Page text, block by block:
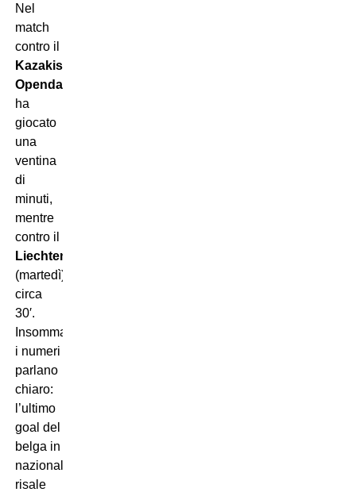
Nel
match
contro il
Kazakistan
Openda
ha
giocato
una
ventina
di
minuti,
mentre
contro il
Liechtenstein
(martedì)
circa
30′.
Insomma,
i numeri
parlano
chiaro:
l’ultimo
goal del
belga in
nazionale
risale